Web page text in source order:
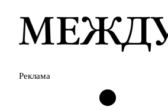
Реклама